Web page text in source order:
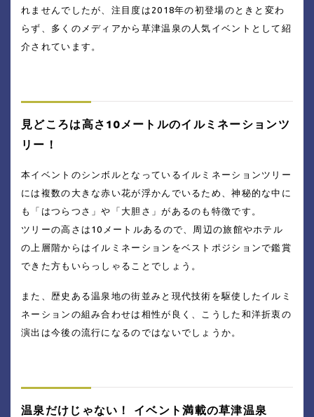
れませんでしたが、注目度は2018年の初登場のときと変わ
らず、多くのメディアから草津温泉の人気イベントとして紹
介されています。
見どころは高さ10メートルのイルミネーションツ
リー！
本イベントのシンボルとなっているイルミネーションツリー
には複数の大きな赤い花が浮かんでいるため、神秘的な中に
も「はつらつさ」や「大胆さ」があるのも特徴です。
ツリーの高さは10メートルあるので、周辺の旅館やホテル
の上層階からはイルミネーションをベストポジションで鑑賞
できた方もいらっしゃることでしょう。
また、歴史ある温泉地の街並みと現代技術を駆使したイルミ
ネーションの組み合わせは相性が良く、こうした和洋折衷の
演出は今後の流行になるのではないでしょうか。
温泉だけじゃない！ イベント満載の草津温泉